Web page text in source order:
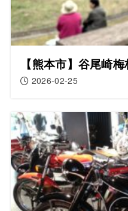
【熊本市】谷尾崎
2026-02-25